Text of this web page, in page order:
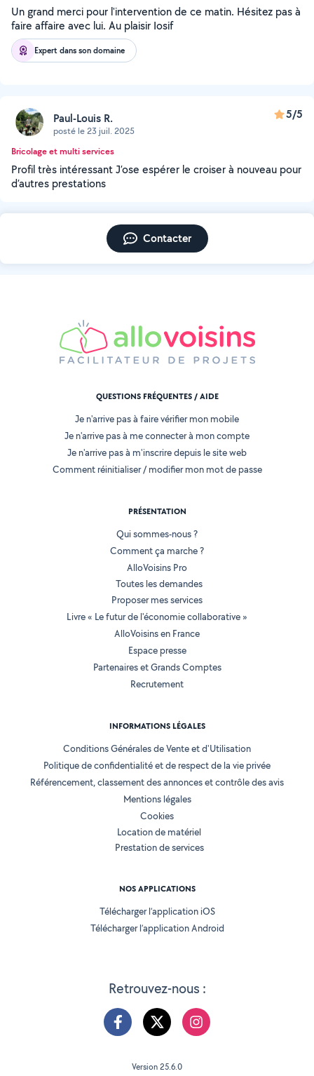
Un grand merci pour l'intervention de ce matin. Hésitez pas à
faire affaire avec lui. Au plaisir Iosif
Expert dans son domaine
Paul-Louis R.
posté le 23 juil. 2025
5/5
Bricolage et multi services
Profil très intéressant J’ose espérer le croiser à nouveau pour
d’autres prestations
Contacter
Retrouvez-nous :
QUESTIONS FRÉQUENTES / AIDE
Je n'arrive pas à faire vérifier mon mobile
Je n'arrive pas à me connecter à mon compte
Je n'arrive pas à m'inscrire depuis le site web
Comment réinitialiser / modifier mon mot de passe
PRÉSENTATION
Qui sommes-nous ?
Comment ça marche ?
AlloVoisins Pro
Toutes les demandes
Proposer mes services
Livre « Le futur de l'économie collaborative »
AlloVoisins en France
Espace presse
Partenaires et Grands Comptes
Recrutement
INFORMATIONS LÉGALES
Conditions Générales de Vente et d'Utilisation
Politique de confidentialité et de respect de la vie privée
Référencement, classement des annonces et contrôle des avis
Mentions légales
Cookies
Location de matériel
Prestation de services
NOS APPLICATIONS
Télécharger l’application iOS
Télécharger l’application Android
Version 25.6.0